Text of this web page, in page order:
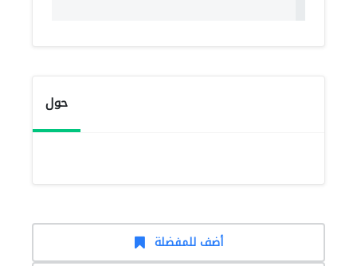
حول
أضف للمفضلة